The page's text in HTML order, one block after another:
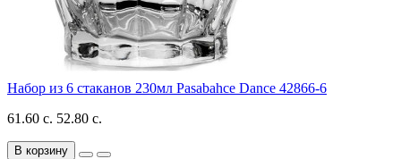
Набор из 6 стаканов 230мл Pasabahce Dance 42866-6
61.60 с. 52.80 с.
В корзину